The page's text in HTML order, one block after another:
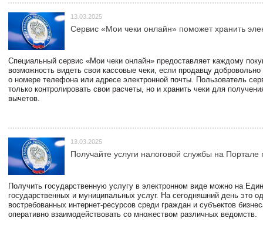
13.03.2025
Сервис «Мои чеки онлайн» поможет хранить
Специальный сервис «Мои чеки онлайн» предоставляет каждому
возможность видеть свои кассовые чеки, если продавцу
о номере телефона или адресе электронной почты. Пользователь
только контролировать свои расчеты, но и хранить чеки для
вычетов.
13.03.2025
Получайте услуги налоговой службы на Портале
Получить государственную услугу в электронном виде можно на
государственных и муниципальных услуг. На сегодняшний день это
востребованных интернет-ресурсов среди граждан и субъектов
оперативно взаимодействовать со множеством различных ведомств.